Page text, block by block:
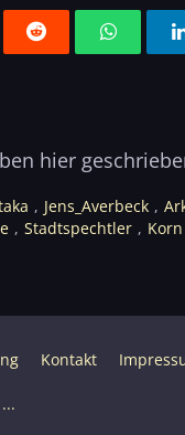
hier
Jens_Averbeck
Stadtspechtler Korn
Kontakt